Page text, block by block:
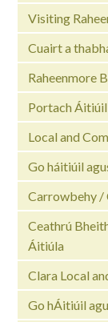
Visiting
Cuairt a
Raheenmore
Portach
Local and
Go háitiúil
Carrowbehy /
Ceathrú
Áitiúla
Clara Local
Go hÁitiúil